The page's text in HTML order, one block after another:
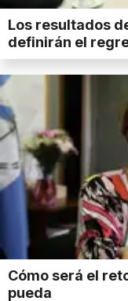
Los resultados
definirán el
Cómo será el
pueda